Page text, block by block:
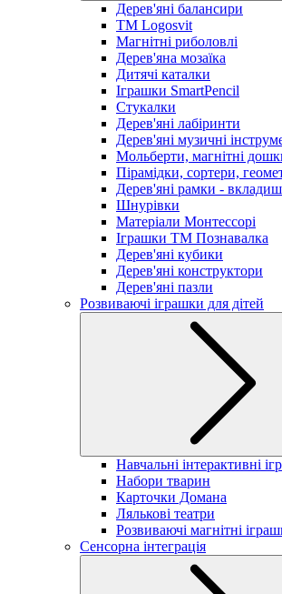
Дерев'яні балансири
TM Logosvit
Магнітні риболовлі
Дерев'яна мозаїка
Дитячі каталки
Іграшки SmartPencil
Стукалки
Дерев'яні лабіринти
Дерев'яні музичні
Мольберти, магнітні
Пірамідки, сортери,
Дерев'яні рамки -
Шнурівки
Матеріали Монтессорі
Іграшки ТМ Познавалка
Дерев'яні кубики
Дерев'яні конструктори
Дерев'яні пазли
Розвиваючі іграшки для дітей
Навчальні інтерактивні
Набори тварин
Карточки Домана
Лялькові театри
Розвиваючі магнітні
Сенсорна інтеграція